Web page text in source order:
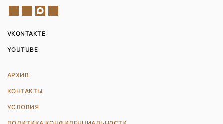
VKONTAKTE
YOUTUBE
АРХИВ
КОНТАКТЫ
УСЛОВИЯ